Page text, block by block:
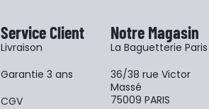
Service Client
Livraison
Garantie 3 ans
CGV
Notre Magasin
La Baguetterie Paris
36/38 rue Victor
Massé
75009 PARIS